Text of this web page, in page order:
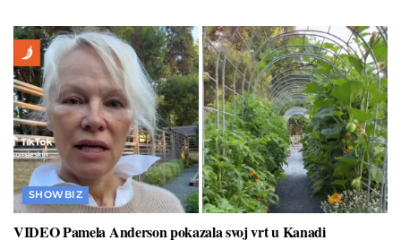
SHOWBIZ
VIDEO Pamela Anderson pokazala svoj vrt u Kanadi